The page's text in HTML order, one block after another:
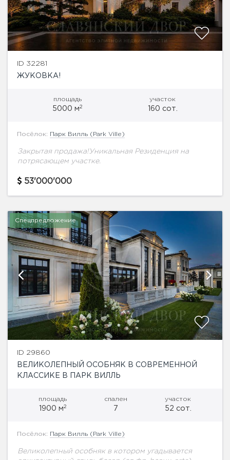
ID 32281
ЖУКОВКА!
площадь
5000 м2
участок
160 сот.
Посёлок: Парк Вилль (Park Ville)
Закрытая продажа!Уникальная Резиденция на
потрясающем участке.
53'000'000
Спецпредложение
ID 29860
ВЕЛИКОЛЕПНЫЙ ОСОБНЯК В СОВРЕМЕННОЙ
КЛАССИКЕ В ПАРК ВИЛЛЬ
площадь
1900 м2
спален
7
участок
52 сот.
Посёлок: Парк Вилль (Park Ville)
Великолепный особняк в котором угадывается